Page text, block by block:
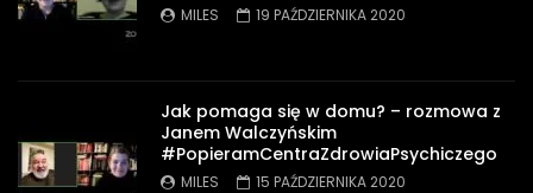
MILES 19 PAŹDZIERNIKA 2020
Jak pomaga się w domu? – rozmowa z
Janem Walczyńskim
#PopieramCentraZdrowiaPsychiczego
MILES 15 PAŹDZIERNIKA 2020